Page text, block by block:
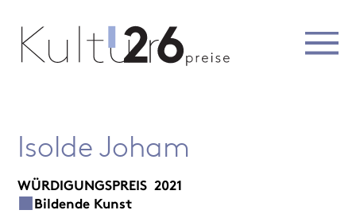
Isolde Joham
WÜRDIGUNGSPREIS 2021
Bildende Kunst